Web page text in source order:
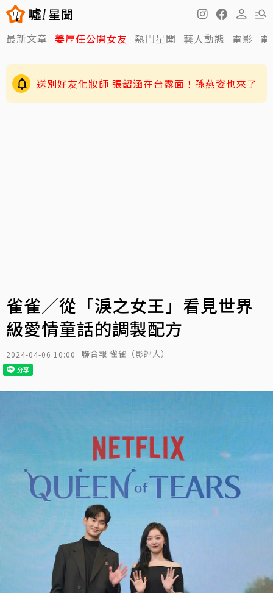
最新文章 姜厚任公開女友 熱門星聞 藝人動態 電影
蕭敬騰日料店遭房東大漲租！月租15萬飆23萬
談妥20萬竟臨時反悔不續租
雀雀／從「淚之女王」看見世界
級愛情童話的調製配方
2024-04-06 10:00 聯合報 雀雀（影評人）